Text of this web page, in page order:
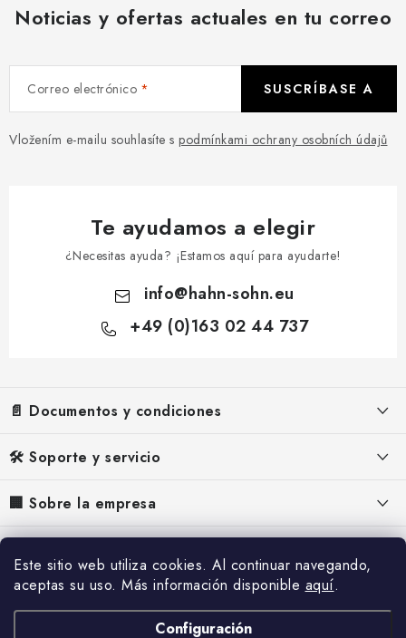
Este sitio web utiliza cookies. Al continuar navegando,
aceptas su uso. Más información disponible aquí.
Configuración
Noticias y ofertas actuales en tu correo
Correo electrónico
Vložením e-mailu souhlasíte s podmínkami ochrany osobních údajů
SUSCRÍBASE A
Te ayudamos a elegir
¿Necesitas ayuda? ¡Estamos aquí para ayudarte!
info@hahn-sohn.eu
+49 (0)163 02 44 737
d
e
p
á
g
📄 Documentos y condiciones
Política de Privacidad
Desistimiento
Envío y pago
🛠️ Soporte y servicio
FAQ – Preguntas frecuentes
Manuales para generadores
Manuales para deshumidificadores
Reclamación
🏢 Sobre la empresa
Acerca de nosotros
¿Por qué Hahn & Sohn?
Contactos
Referencias
Blog